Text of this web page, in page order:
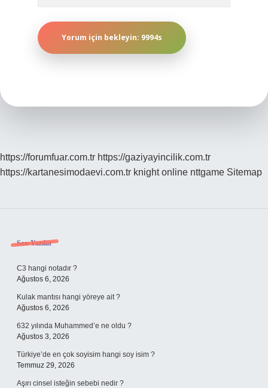
https://forumfuar.com.tr https://gaziyayincilik.com.tr
https://kartanesimodaevi.com.tr knight online nttgame Sitemap
Sidebar
Son Yazılar
C3 hangi notadır ?
Ağustos 6, 2026
Kulak mantısı hangi yöreye ait ?
Ağustos 6, 2026
632 yılında Muhammed’e ne oldu ?
Ağustos 3, 2026
Türkiye’de en çok soyisim hangi soy isim ?
Temmuz 29, 2026
Aşırı cinsel isteğin sebebi nedir ?